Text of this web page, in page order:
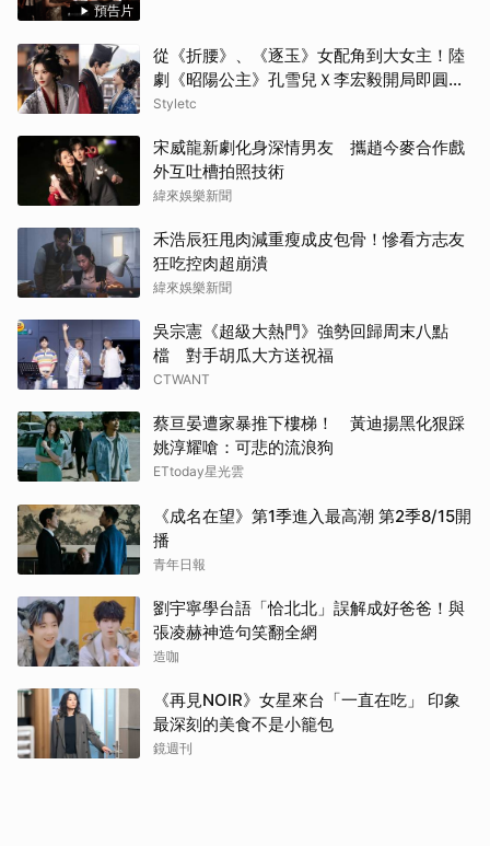
預告片
從《折腰》、《逐玉》女配角到大女主！陸
劇《昭陽公主》孔雪兒Ｘ李宏毅開局即圓
房，這場帶毒的權謀虐戀太過癮
Styletc
宋威龍新劇化身深情男友 攜趙今麥合作戲
外互吐槽拍照技術
緯來娛樂新聞
禾浩辰狂甩肉減重瘦成皮包骨！慘看方志友
狂吃控肉超崩潰
緯來娛樂新聞
吳宗憲《超級大熱門》強勢回歸周末八點
檔 對手胡瓜大方送祝福
CTWANT
蔡亘晏遭家暴推下樓梯！ 黃迪揚黑化狠踩
姚淳耀嗆：可悲的流浪狗
ETtoday星光雲
《成名在望》第1季進入最高潮 第2季8/15開
播
青年日報
劉宇寧學台語「恰北北」誤解成好爸爸！與
張凌赫神造句笑翻全網
造咖
《再見NOIR》女星來台「一直在吃」 印象
最深刻的美食不是小籠包
鏡週刊